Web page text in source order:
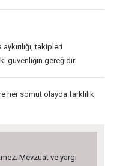
takipleri
güvenliğin gereğidir.
her somut olayda farklılık
Mevzuat ve yargı